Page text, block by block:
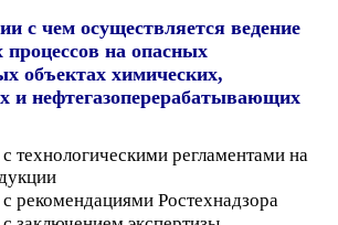
с чем осуществляется ведение
процессов на опасных
объектах химических,
и нефтегазоперерабатывающих
технологическими регламентами на
с рекомендациями Ростехнадзора